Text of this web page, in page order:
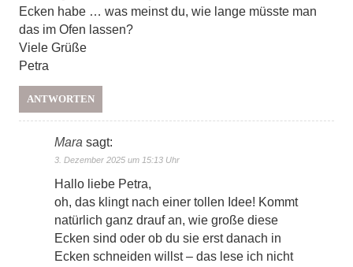
Ecken habe … was meinst du, wie lange müsste man
das im Ofen lassen?
Viele Grüße
Petra
ANTWORTEN
Mara sagt:
3. Dezember 2025 um 15:13 Uhr
Hallo liebe Petra,
oh, das klingt nach einer tollen Idee! Kommt
natürlich ganz drauf an, wie große diese
Ecken sind oder ob du sie erst danach in
Ecken schneiden willst – das lese ich nicht